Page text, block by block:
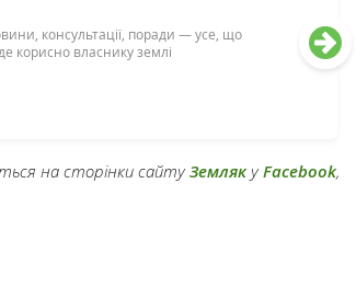
консультації, поради — усе, що
корисно власнику землі
на сторінки сайтуЗемлякуFacebook,